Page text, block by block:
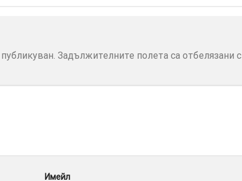
Задължителните полета са отбелязани с
Имейл